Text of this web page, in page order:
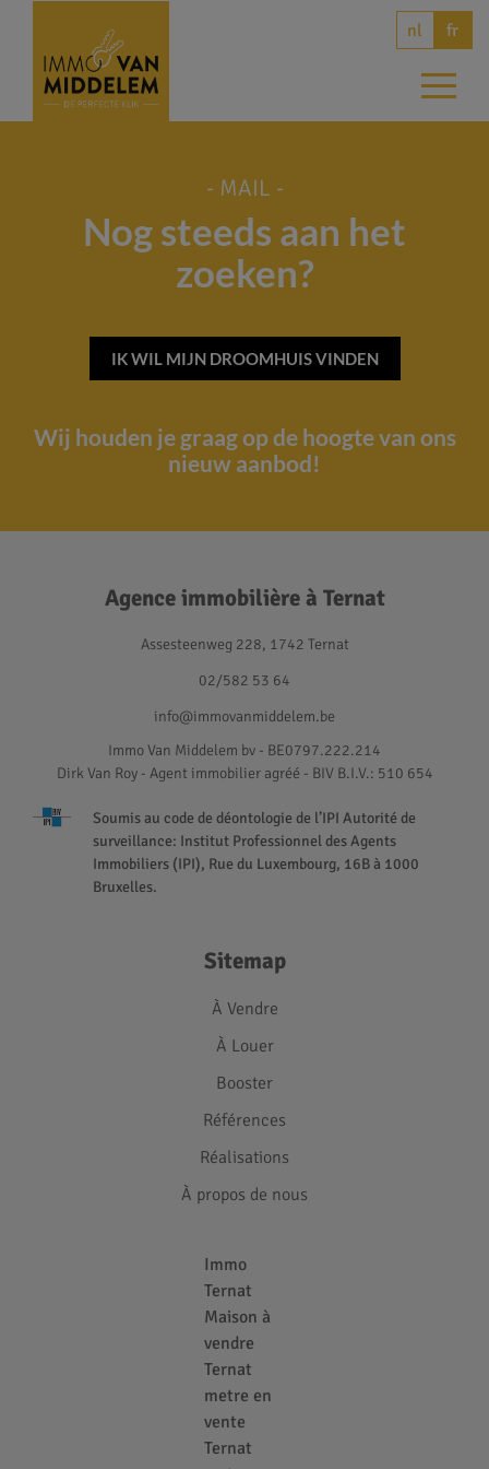
nl fr
- MAIL -
Nog steeds aan het
zoeken?
IK WIL MIJN DROOMHUIS VINDEN
Wij houden je graag op de hoogte van ons
nieuw aanbod!
Agence immobilière à Ternat
Assesteenweg 228, 1742 Ternat
02/582 53 64
info@immovanmiddelem.be
Immo Van Middelem bv - BE0797.222.214
Dirk Van Roy - Agent immobilier agréé - BIV B.I.V.: 510 654
Soumis au code de déontologie de l’IPI Autorité de
surveillance: Institut Professionnel des Agents
Immobiliers (IPI), Rue du Luxembourg, 16B à 1000
Bruxelles.
Sitemap
À Vendre
À Louer
Booster
Références
Réalisations
À propos de nous
Immo
Ternat
Maison à
vendre
Ternat
metre en
vente
Ternat